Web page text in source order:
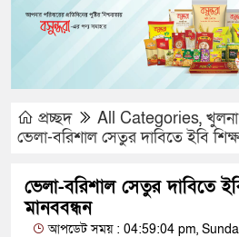
প্রচ্ছদ All Categories, খুলনা
ভেলা-বরিশাল সেতুর দাবিতে ইবি
ভেলা-বরিশাল সেতুর দাবিতে
মানববন্ধন
আপডেট সময় : 04:59:04 pm,